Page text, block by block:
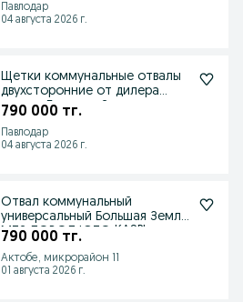
Павлодар
04 августа 2026 г.
Щетки коммунальные отвалы
двухсторонние от дилера
завода Большая Земля
790 000 тг.
Павлодар
04 августа 2026 г.
Отвал коммунальный
универсальный Большая Земля
МТЗ ЛОВОЛ ЮТО KASPI
790 000 тг.
Актобе, микрорайон 11
01 августа 2026 г.